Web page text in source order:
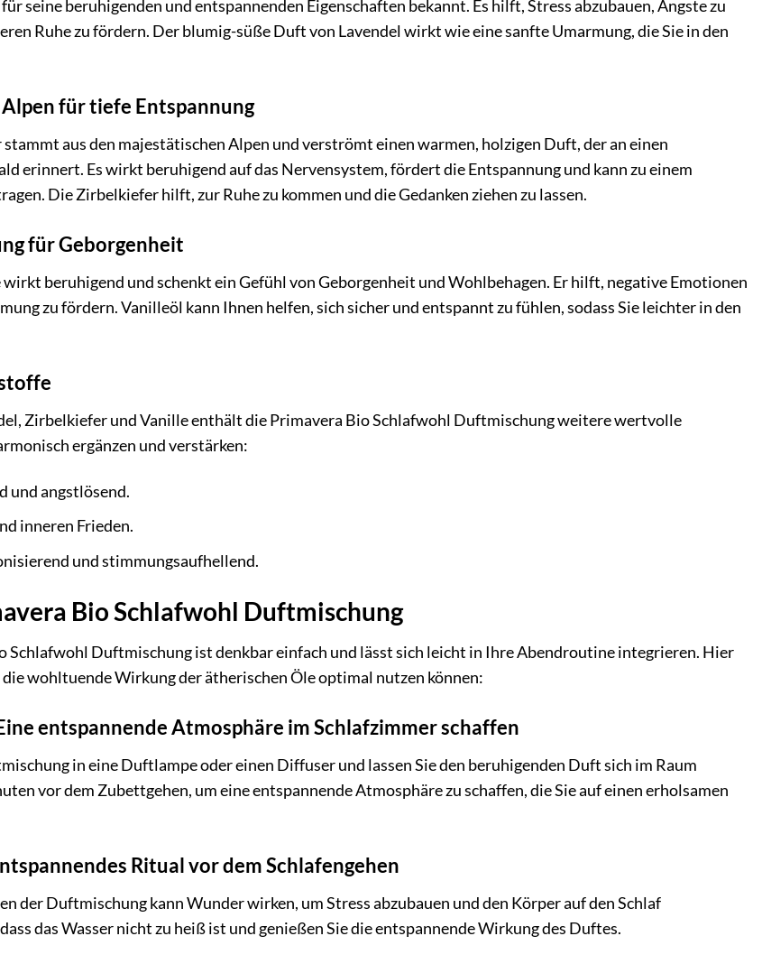
seine beruhigenden und entspannenden Eigenschaften bekannt. Es hilft, Stress abzubauen, Ängste zu
Ruhe zu fördern. Der blumig-süße Duft von Lavendel wirkt wie eine sanfte Umarmung, die Sie in den
für tiefe Entspannung
aus den majestätischen Alpen und verströmt einen warmen, holzigen Duft, der an einen
erinnert. Es wirkt beruhigend auf das Nervensystem, fördert die Entspannung und kann zu einem
Die Zirbelkiefer hilft, zur Ruhe zu kommen und die Gedanken ziehen zu lassen.
für Geborgenheit
beruhigend und schenkt ein Gefühl von Geborgenheit und Wohlbehagen. Er hilft, negative Emotionen
zu fördern. Vanilleöl kann Ihnen helfen, sich sicher und entspannt zu fühlen, sodass Sie leichter in den
Zirbelkiefer und Vanille enthält die Primavera Bio Schlafwohl Duftmischung weitere wertvolle
ergänzen und verstärken:
und angstlösend.
inneren Frieden.
und stimmungsaufhellend.
Bio Schlafwohl Duftmischung
Schlafwohl Duftmischung ist denkbar einfach und lässt sich leicht in Ihre Abendroutine integrieren. Hier
wohltuende Wirkung der ätherischen Öle optimal nutzen können:
entspannende Atmosphäre im Schlafzimmer schaffen
in eine Duftlampe oder einen Diffuser und lassen Sie den beruhigenden Duft sich im Raum
vor dem Zubettgehen, um eine entspannende Atmosphäre zu schaffen, die Sie auf einen erholsamen
Ritual vor dem Schlafengehen
der Duftmischung kann Wunder wirken, um Stress abzubauen und den Körper auf den Schlaf
das Wasser nicht zu heiß ist und genießen Sie die entspannende Wirkung des Duftes.